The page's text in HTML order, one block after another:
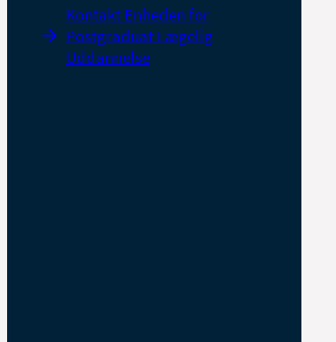
Kontakt Enheden for
Postgraduat Lægelig
Uddannelse